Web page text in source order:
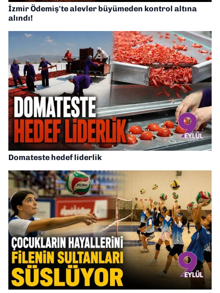
İzmir Ödemiş'te alevler büyümeden kontrol altına
alındı!
Domateste hedef liderlik